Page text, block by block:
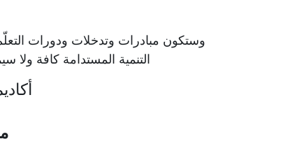
وستكون مبادرات وتدخلات ودورات التعلّم
التنمية المستدامة كافة ولا سيما الهدف